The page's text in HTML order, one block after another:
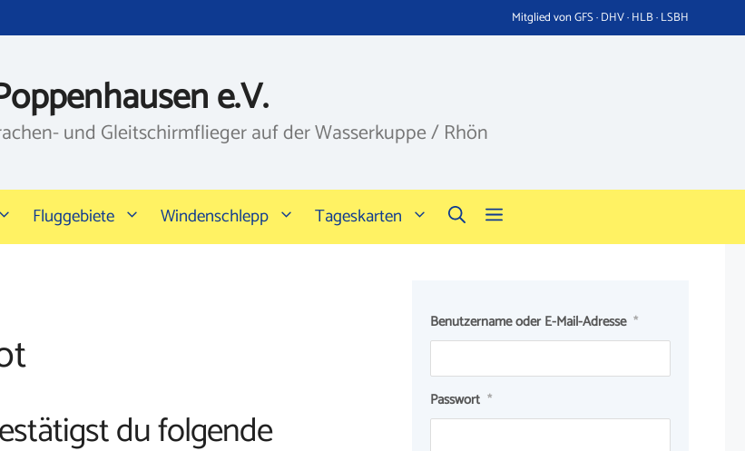
Mitglied von GFS · DHV · HLB · LSBH
e.V.
und Gleitschirmflieger auf der Wasserkuppe / Rhön
Fluggebiete Windenschlepp Tageskarten
du folgende
Benutzername oder E-Mail-Adresse *
Passwort *